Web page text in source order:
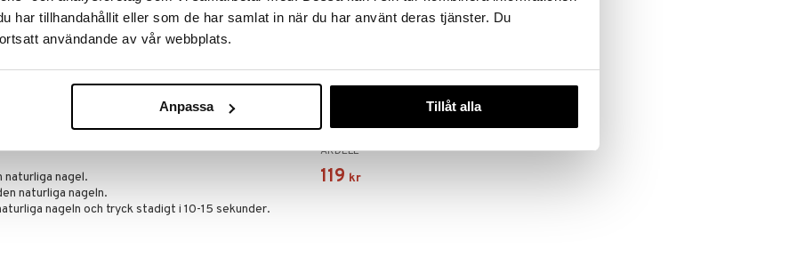
har tillhandahållit eller som de har samlat in när du har använt deras tjänster. Du
användande av vår webbplats.
Anpassa Tillåt alla
hemma.
naturliga nagel.
naturliga nageln.
nageln och tryck stadigt i 10-15 sekunder.
ARDELL
119 kr